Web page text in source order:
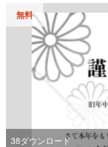
無料
38ダウンロード